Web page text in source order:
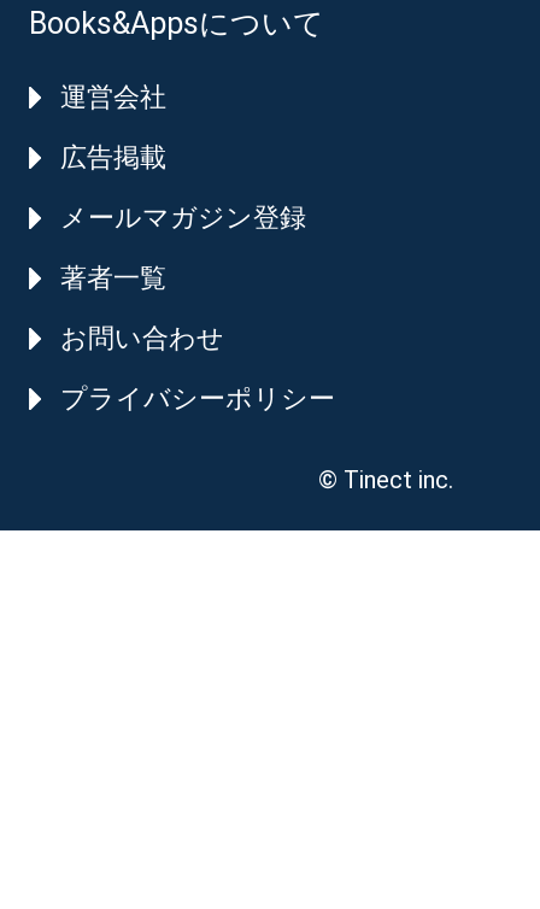
Books&Appsについて
運営会社
広告掲載
メールマガジン登録
著者一覧
お問い合わせ
プライバシーポリシー
© Tinect inc.